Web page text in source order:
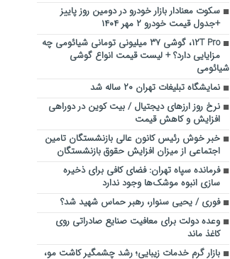
سکوت معنادار بازار خودرو در دومین روز پاییز
+جدول قیمت خودرو ۲ مهر ۱۴۰۴
۱۲T Pro، گوشی ۳۷ میلیونی تومانی شیائومی چه
مزایایی دارد؟ + لیست قیمت انواع گوشی
شیائومی
نمایشگاه تبلیغات تهران ۲۰ ساله شد
نرخ روز ارزهای دیجتیال / بیت کوین در دوراهی
افزایش و کاهش قیمت
خبر خوش رئیس کانون عالی بازنشستگان تامین
اجتماعی از میزان افزایش حقوق بازنشستگان
فرمانده سپاه تهران: فضای کافی برای ذخیره
سازی انبوه موشک‌ها وجود ندارد
فوری / یحیی سنوار، رهبر حماس شهید شد؟
وعده دولت برای معافیت صنایع صادراتی روی
کاغذ ماند
بازار گرم خدمات زیبایی؛ رشد چشمگیر کاشت مو،